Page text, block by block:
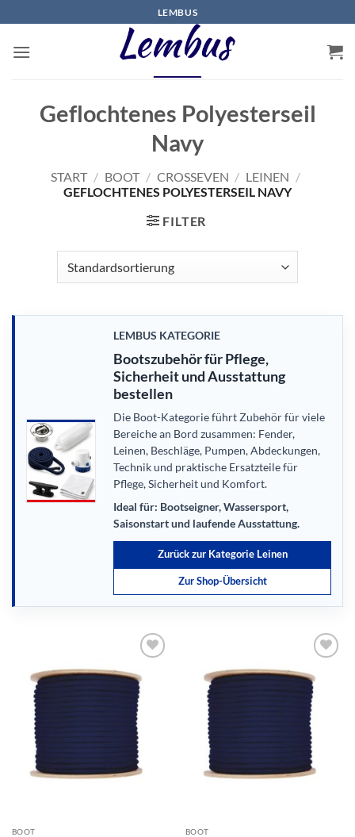
Inhalt
springen
LEMBUS
Geflochtenes Polyesterseil
Navy
START / BOOT / CROSSEVEN / LEINEN /
GEFLOCHTENES POLYESTERSEIL NAVY
FILTER
LEMBUS KATEGORIE
Bootszubehör für Pflege,
Sicherheit und Ausstattung
bestellen
Die Boot-Kategorie führt Zubehör für viele
Bereiche an Bord zusammen: Fender,
Leinen, Beschläge, Pumpen, Abdeckungen,
Technik und praktische Ersatzteile für
Pflege, Sicherheit und Komfort.
Ideal für: Bootseigner, Wassersport,
Saisonstart und laufende Ausstattung.
Zurück zur Kategorie Leinen
Zur Shop-Übersicht
BOOT BOOT